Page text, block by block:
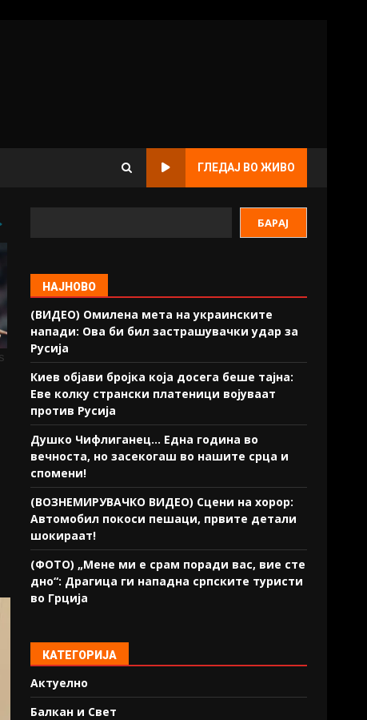
ГЛЕДАЈ ВО ЖИВО
БАРАЈ
НАЈНОВО
(ВИДЕО) Омилена мета на украинските
напади: Ова би бил застрашувачки удар за
Русија
Киев објави бројка која досега беше тајна:
Еве колку странски платеници војуваат
против Русија
Душко Чифлиганец… Eдна година во
вечноста, но засекогаш во нашите срца и
спомени!
(ВОЗНЕМИРУВАЧКО ВИДЕО) Сцени на хорор:
Автомобил покоси пешаци, првите детали
шокираат!
(ФОТО) „Мене ми е срам поради вас, вие сте
дно“: Драгица ги нападна српските туристи
во Грција
КАТЕГОРИЈА
Актуелно
Балкан и Свет